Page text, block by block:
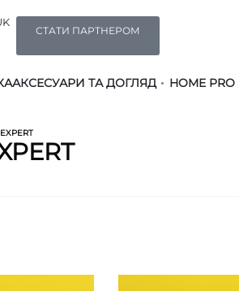
СТАТИ ПАРТНЕРОМ
АКСЕСУАРИ ТА ДОГЛЯД HOME PRO